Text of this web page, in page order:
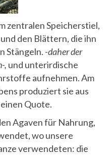
zentralen Speicherstiel,
den Blättern, die ihn
Stängeln. -daher der
, und unterirdische
aufnehmen. Am
produziert sie aus
Quote.
Agaven für Nahrung,
wo unsere
verwendeten: die